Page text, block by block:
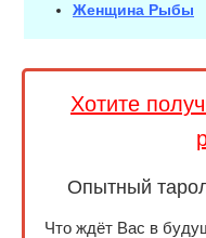
Женщина Рыбы
Хотите
Опытный
Что ждёт Вас в